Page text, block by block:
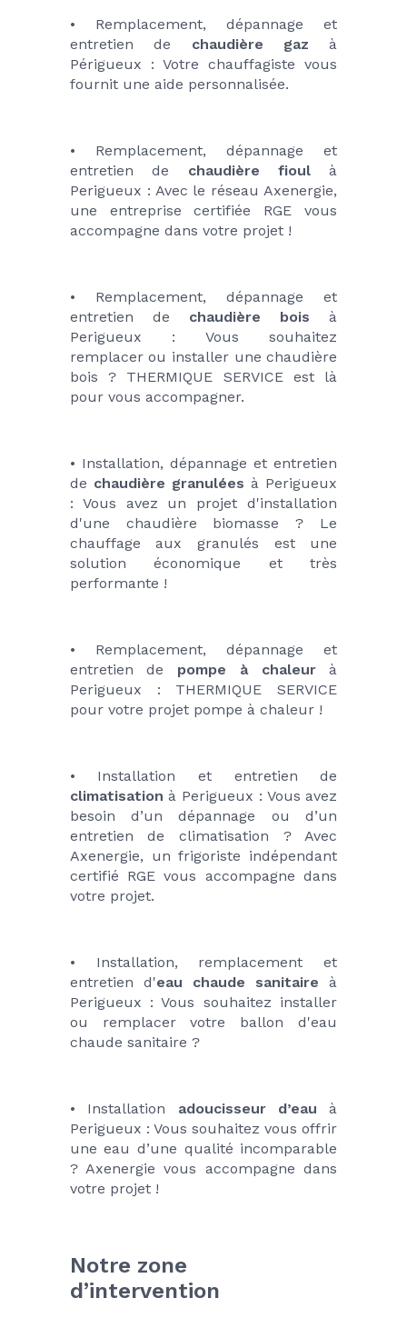
• Remplacement, dépannage et
entretien de chaudière gaz à
Périgueux : Votre chauffagiste vous
fournit une aide personnalisée.
• Remplacement, dépannage et
entretien de chaudière fioul à
Perigueux : Avec le réseau Axenergie,
une entreprise certifiée RGE vous
accompagne dans votre projet !
• Remplacement, dépannage et
entretien de chaudière bois à
Perigueux : Vous souhaitez
remplacer ou installer une chaudière
bois ? THERMIQUE SERVICE est là
pour vous accompagner.
• Installation, dépannage et entretien
de chaudière granulées à Perigueux
: Vous avez un projet d'installation
d'une chaudière biomasse ? Le
chauffage aux granulés est une
solution économique et très
performante !
• Remplacement, dépannage et
entretien de pompe à chaleur à
Perigueux : THERMIQUE SERVICE
pour votre projet pompe à chaleur !
climatisation à Perigueux : Vous avez
besoin d’un dépannage ou d’un
entretien de climatisation ? Avec
Axenergie, un frigoriste indépendant
certifié RGE vous accompagne dans
votre projet.
• Installation, remplacement et
entretien d'eau chaude sanitaire à
Perigueux : Vous souhaitez installer
ou remplacer votre ballon d'eau
chaude sanitaire ?
• Installation adoucisseur d’eau à
Perigueux : Vous souhaitez vous offrir
une eau d’une qualité incomparable
? Axenergie vous accompagne dans
votre projet !
Notre zone
d’intervention